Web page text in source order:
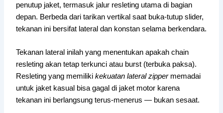
penutup jaket, termasuk jalur resleting utama di bagian
depan. Berbeda dari tarikan vertikal saat buka-tutup slider,
tekanan ini bersifat lateral dan konstan selama berkendara.
Tekanan lateral inilah yang menentukan apakah chain
resleting akan tetap terkunci atau burst (terbuka paksa).
Resleting yang memilikikekuatan lateral zippermemadai
untuk jaket kasual bisa gagal di jaket motor karena
tekanan ini berlangsung terus-menerus — bukan sesaat.